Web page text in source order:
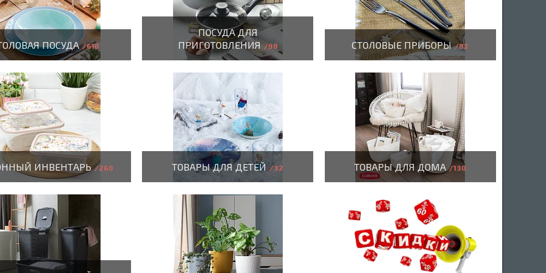
ПОСУДА 610
ПОСУДА ДЛЯ
ПРИГОТОВЛЕНИЯ
98 СТОЛОВЫЕ ПРИБОРЫ 82
ИНВЕНТАРЬ 260 ТОВАРЫ ДЛЯ ДЕТЕЙ 32 ТОВАРЫ ДЛЯ ДОМА 130